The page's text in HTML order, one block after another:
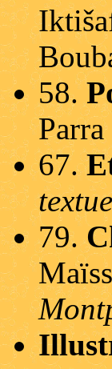
58.
Parra
67.
79.